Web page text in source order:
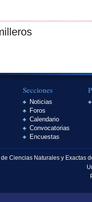
Secciones
Noticias
Foros
Calendario
Convocatorias
Encuestas
Ciencias Naturales y